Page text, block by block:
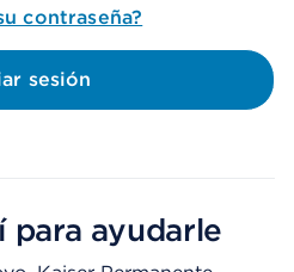
contraseña?
sesión
para ayudarle